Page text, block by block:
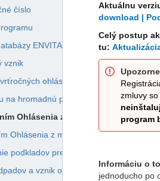
číslo
ENVITA
vznik
ohlásení
na hromadnú prezentáciu ENVITA
Ohlásenia z modulu Odpady
Ohlásenia z modulu Sklad a Obchod s
podkladov pre osoby vykonávajúce
a vznik odpadu
Aktuálnu
download |
Celý postup
tu:
zmluvy so
program
Informáciu o
jednoducho po